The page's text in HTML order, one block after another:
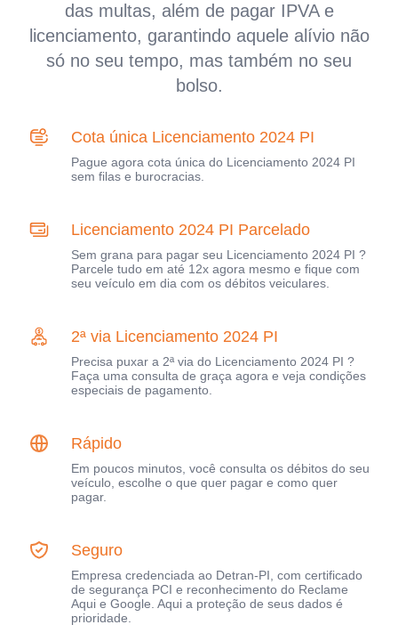
das multas, além de pagar IPVA e
licenciamento, garantindo aquele alívio não
só no seu tempo, mas também no seu
bolso.
Cota única Licenciamento 2024 PI
Pague agora cota única do Licenciamento 2024 PI
sem filas e burocracias.
Licenciamento 2024 PI Parcelado
Sem grana para pagar seu Licenciamento 2024 PI ?
Parcele tudo em até 12x agora mesmo e fique com
seu veículo em dia com os débitos veiculares.
2ª via Licenciamento 2024 PI
Precisa puxar a 2ª via do Licenciamento 2024 PI ?
Faça uma consulta de graça agora e veja condições
especiais de pagamento.
Rápido
Em poucos minutos, você consulta os débitos do seu
veículo, escolhe o que quer pagar e como quer
pagar.
Seguro
Empresa credenciada ao Detran-PI, com certificado
de segurança PCI e reconhecimento do Reclame
Aqui e Google. Aqui a proteção de seus dados é
prioridade.